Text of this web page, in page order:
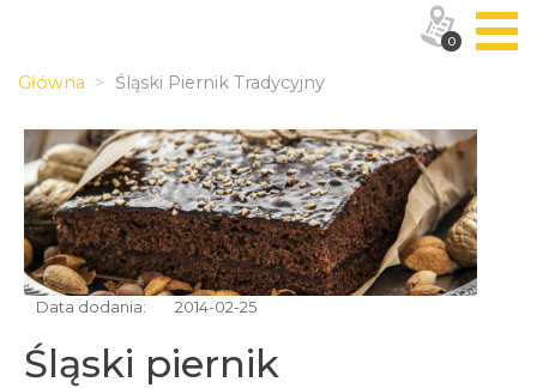
Główna Śląski Piernik Tradycyjny
Data dodania: 2014-02-25
Śląski piernik
0